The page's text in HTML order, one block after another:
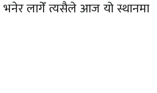
लागेँ त्यसैले आज यो स्थानमा